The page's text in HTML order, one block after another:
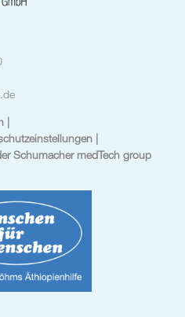
|
|
Schumacher medTech group